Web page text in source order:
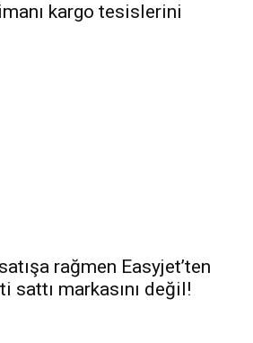
kargo tesislerini
rağmen Easyjet’ten
sattı markasını değil!